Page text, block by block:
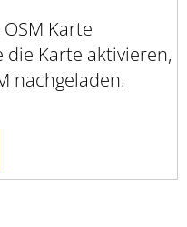
Karte
die Karte aktivieren,
nachgeladen.